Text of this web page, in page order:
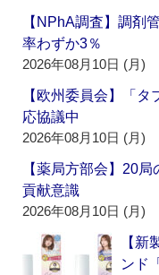
【NPhA調査】調剤
率わずか3％
2026年08月10日 (月)
【欧州委員会】「
応協議中
2026年08月10日 (月)
【薬局方部会】20
貢献意識
2026年08月10日 (月)
【新
ンド